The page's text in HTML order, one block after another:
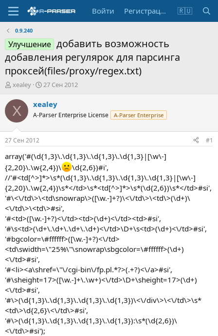
Войти Регистрация 🇷🇺
0.9.240
Улучшение добавить возможность
добавления регулярок для парсинга
проксей(files/proxy/regex.txt)
А
т
о
т
е
м
ы
xealey
Д
т
н
а
л
а
27 Сен 2012
X xealey
A-Parser Enterprise License A-Parser Enterprise
27 Сен 2012 #1
array('#(\d{1,3}\.\d{1,3}\.\d{1,3}\.\d{1,3}|[\w\-]
{2,20}\.\w{2,4})\
\d{2,6})#i',
//'#<td[^>]*>\s*(\d{1,3}\.\d{1,3}\.\d{1,3}\.\d{1,3}|[\w\-]
{2,20}\.\w{2,4})\s*</td>\s*<td[^>]*>\s*(\d{2,6})\s*</td>#si',
'#\<\/td\>\<td\snowrap\>([\w.-]+?)\<\/td\>\<td\>(\d+)\
<\/td\>\<td\>#si',
'#<td>([\w.-]+?)<\/td><td>(\d+)<\/td><td>#si',
'#\s<td>(\d+\.\d+\.\d+\.\d+)<\/td>\D+\s<td>(\d+)<\/td>#si',
'#bgcolor=\#ffffff>([\w.-]+?)<\/td>
<td\swidth=\"25%\"\snowrap\sbgcolor=\#ffffff>(\d+)
<\/td>#si',
'#<li><a\shref=\"\/cgi-bin\/fp.pl.*?>(.+?)<\/a>#si',
'#\sheight=17>([\w.-]+\.\w+)<\/td>\D+\sheight=17>(\d+)
<\/td>#si',
'#\>(\d{1,3}\.\d{1,3}\.\d{1,3}\.\d{1,3})\<\/div\>\<\/td\>\s*
<td\>\d{2,6}\<\/td\>#si',
'#\>(\d{1,3}\.\d{1,3}\.\d{1,3}\.\d{1,3}):\s*(\d{2,6})\
<\/td\>#si');